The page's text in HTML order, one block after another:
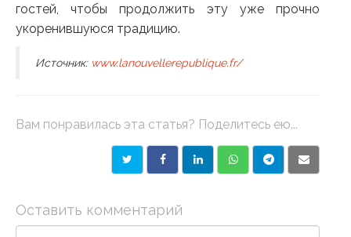
гостей, чтобы продолжить эту уже прочно
укоренившуюся традицию.
Источник: www.lanouvellerepublique.fr/
Вам понравилась эта статья? Поделитесь ею...
Оставить комментарий